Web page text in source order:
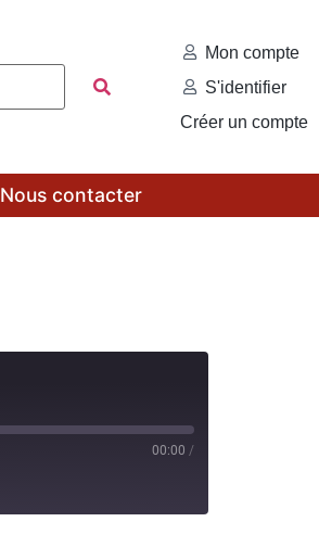
Mon compte
S'identifier
Créer un compte
Nous contacter
00:00 /